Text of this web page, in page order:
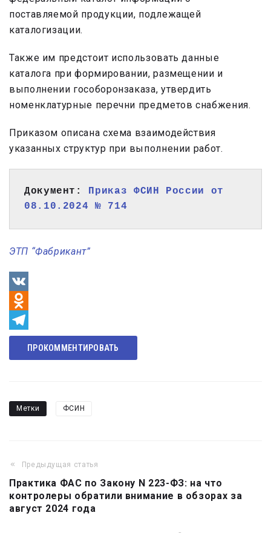
поставляемой продукции, подлежащей
каталогизации.
Также им предстоит использовать данные
каталога при формировании, размещении и
выполнении гособоронзаказа, утвердить
номенклатурные перечни предметов снабжения.
Приказом описана схема взаимодействия
указанных структур при выполнении работ.
Документ: Приказ ФСИН России от
08.10.2024 № 714
ЭТП “Фабрикант”
VK
Odnoklassniki
Telegram
ПРОКОММЕНТИРОВАТЬ
Метки ФСИН
Навигация
по
записям
Предыдущая статья
Практика ФАС по Закону N 223-ФЗ: на что
контролеры обратили внимание в обзорах за
август 2024 года